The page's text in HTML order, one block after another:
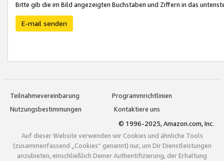
Bitte gib die im Bild angezeigten Buchstaben und Ziffern in das
E-mail senden
Teilnahmevereinbarung
Programmrichtlinien
Nutzungsbestimmungen
Kontaktiere uns
© 1996-2025, Amazon.com, Inc.
Auf dieser Website verwenden wir Cookies und ähnliche Tools
(zusammenfassend „Cookies“ genannt) nur, um Dir Dienstleistungen
anzubieten, einschließlich Deiner Authentifizierung, der Erhaltung